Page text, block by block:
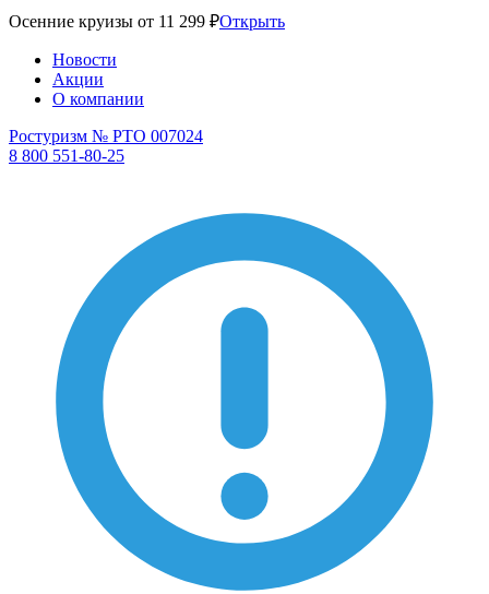
Осенние круизы от 11 299 ₽Открыть
Новости
Акции
О компании
Ростуризм № РТО 007024
8 800 551-80-25